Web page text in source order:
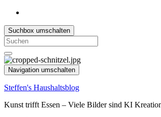
Suchbox umschalten
Search
for:
Navigation umschalten
Steffen's Haushaltsblog
Kunst trifft Essen – Viele Bilder sind KI